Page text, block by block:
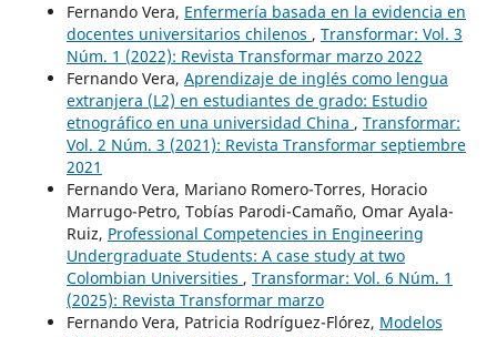
Fernando Vera, Enfermería basada en la evidencia en
docentes universitarios chilenos , Transformar: Vol. 3
Núm. 1 (2022): Revista Transformar marzo 2022
Fernando Vera, Aprendizaje de inglés como lengua
extranjera (L2) en estudiantes de grado: Estudio
etnográfico en una universidad China , Transformar:
Vol. 2 Núm. 3 (2021): Revista Transformar septiembre
2021
Fernando Vera, Mariano Romero-Torres, Horacio
Marrugo-Petro, Tobías Parodi-Camaño, Omar Ayala-
Ruiz, Professional Competencies in Engineering
Undergraduate Students: A case study at two
Colombian Universities , Transformar: Vol. 6 Núm. 1
(2025): Revista Transformar marzo
Fernando Vera, Patricia Rodríguez-Flórez, Modelos